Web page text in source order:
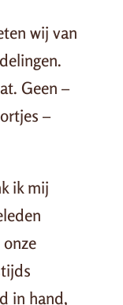
wij van
Geen –
–
ik mij
in hand,